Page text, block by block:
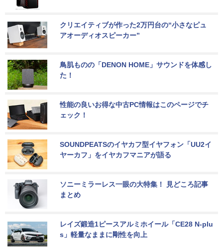
クリエイティブが作った2万円台の“小さなピュ
アオーディオスピーカー”
鳥肌ものの「DENON HOME」サウンドを体感し
た！
性能の良いお得な中古PC情報はこのページでチ
ェック！
SOUNDPEATSのイヤカフ型イヤフォン「UU2イ
ヤーカフ」をイヤカフマニアが語る
ソニーミラーレス一眼の大特集！ 見どころ記事
まとめ
レイズ鍛造1ピースアルミホイール「CE28 N-plu
s」軽量なままに剛性を向上